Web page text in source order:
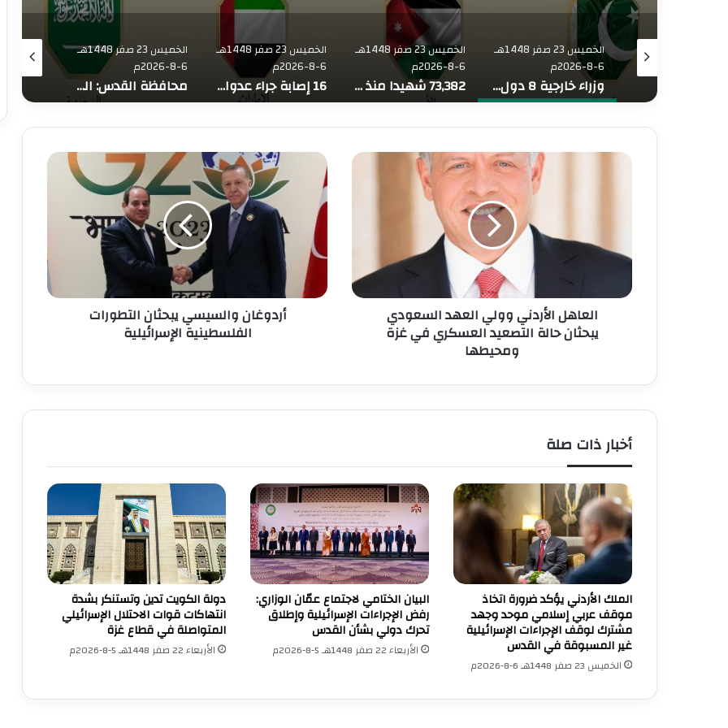
الخميس 23 صفر 1448هـ
الخميس 23 صفر 1448هـ
6-8-2026م
وزراء خارجية 8 دول عربية وإسلامية يدينون الانتهاكات الإسرائيلية المتواصلة في غزة
الخميس 23 صفر 1448هـ
6-8-2026م
73,382 شهيدا منذ بدء حرب الإبادة على قطاع غزة
الخميس 23 صفر 1448هـ
6-8-2026م
16 إصابة جراء عدوان الاحتلال على قلنديا وكفر عقب
الخميس 23 صفر 1448هـ
6-8-2026م
محافظة القدس: العدوان على مخيم قلنديا يستهدف المخيمات الفلسطينية وقضية اللاجئين
ا
ا
أ
و
ل
ي
ا
ل
ع
ه
د
ا
ل
س
ع
و
د
ي
ي
ب
ث
العاهل الأردني وولي العهد السعودي
يبحثان حالة التصعيد العسكري في غزة
ومحيطها
أ
ر
د
و
ن
ا
ي
ب
ا
ن
ا
ل
ت
ط
و
ر
ا
ت
ا
ل
س
أردوغان والسيسي يبحثان التطورات
الفلسطينية الإسرائيلية
أخبار ذات صلة
الملك الأردني يؤكد ضرورة اتخاذ
موقف عربي إسلامي موحد وجهد
مشترك لوقف الإجراءات الإسرائيلية
غير المسبوقة في القدس
الخميس 23 صفر 1448هـ 6-8-2026م
البيان الختامي لاجتماع عمّان الوزاري:
رفض الإجراءات الإسرائيلية وإطلاق
تحرك دولي بشأن القدس
الأربعاء 22 صفر 1448هـ 5-8-2026م
دولة الكويت تدين وتستنكر بشدة
انتهاكات قوات الاحتلال الإسرائيلي
المتواصلة في قطاع غزة
الأربعاء 22 صفر 1448هـ 5-8-2026م